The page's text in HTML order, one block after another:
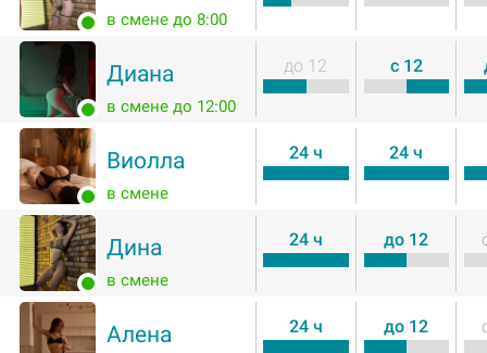
в смене до 8:00
Диана
в смене до 12:00
до 12 c 12
Виолла
в смене
24 ч 24 ч
Дина
в смене
24 ч до 12
Алена 24 ч до 12